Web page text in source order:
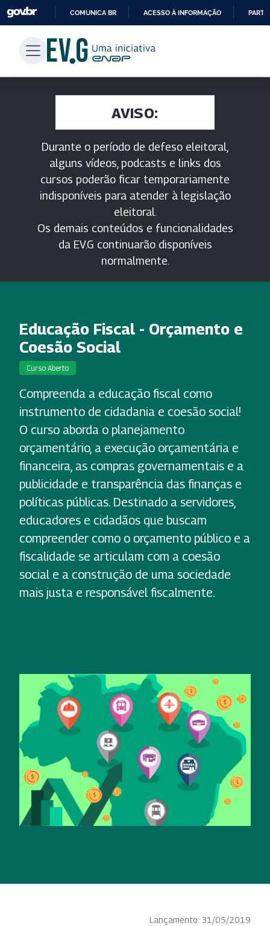
PARA
CONTEÚDO
COMUNICA BR ACESSO À INFORMAÇÃO
AVISO:
Durante o período de defeso eleitoral,
alguns vídeos, podcasts e links dos
cursos poderão ficar temporariamente
indisponíveis para atender à legislação
eleitoral.
Os demais conteúdos e funcionalidades
da EV.G continuarão disponíveis
normalmente.
Educação Fiscal - Orçamento e
Coesão Social
Curso Aberto
Compreenda a educação fiscal como
instrumento de cidadania e coesão social!
O curso aborda o planejamento
orçamentário, a execução orçamentária e
financeira, as compras governamentais e a
publicidade e transparência das finanças e
políticas públicas. Destinado a servidores,
educadores e cidadãos que buscam
compreender como o orçamento público e a
fiscalidade se articulam com a coesão
social e a construção de uma sociedade
mais justa e responsável fiscalmente.
Lançamento: 31/05/2019